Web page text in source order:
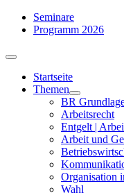
Zum
Inhalt
Seminare
Programm 2026
Toggle
NavigationStartseite
Themen
BR
Arbeits­recht
Entgelt |
Arbeit und
Organisation
Wahl